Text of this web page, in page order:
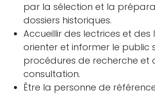
par la sélection et la
dossiers historiques.
Accueillir des lectrices et des
orienter et informer le public
procédures de recherche et
consultation.
Être la personne de